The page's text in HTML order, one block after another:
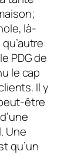
là-
PDG de
le cap
Il y
être
Une
qu’un